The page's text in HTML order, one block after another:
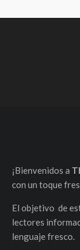
¡Bienvenidos a
con un toque
El objetivo de
lectores
lenguaje fresco.